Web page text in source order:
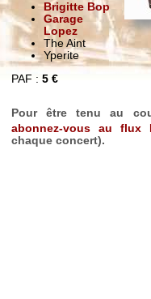
Brigitte Bop
Garage
Lopez
The Aint
Yperite
PAF : 5 €
Pour être tenu au
abonnez-vous au flux
chaque concert).